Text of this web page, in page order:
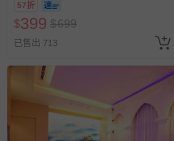
57折
$399 $699
已售出 713